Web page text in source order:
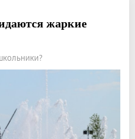
жаркие